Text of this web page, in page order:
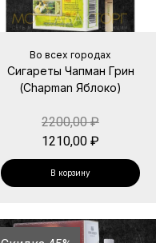
Во всех городах
Сигареты Чапман Грин
(Chapman Яблоко)
2200,00₽
1210,00 ₽
В корзину